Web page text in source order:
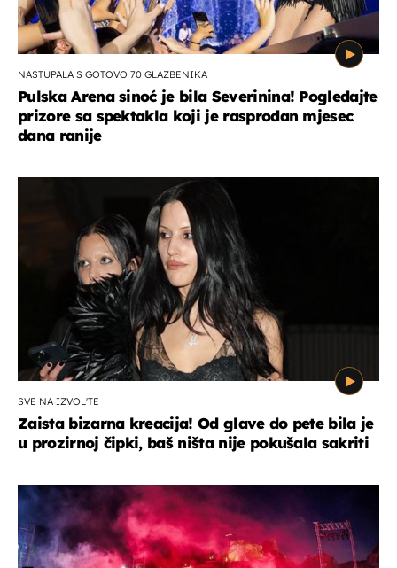
NASTUPALA S GOTOVO 70 GLAZBENIKA
Pulska Arena sinoć je bila Severinina! Pogledajte
prizore sa spektakla koji je rasprodan mjesec
dana ranije
SVE NA IZVOL'TE
Zaista bizarna kreacija! Od glave do pete bila je
u prozirnoj čipki, baš ništa nije pokušala sakriti